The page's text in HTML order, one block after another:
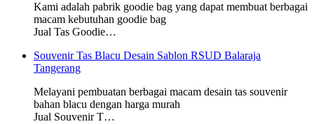
Kami adalah pabrik goodie bag yang dapat membuat berbagai
macam kebutuhan goodie bag
Jual Tas Goodie…
Souvenir Tas Blacu Desain Sablon RSUD Balaraja
Tangerang
Melayani pembuatan berbagai macam desain tas souvenir
bahan blacu dengan harga murah
Jual Souvenir T…